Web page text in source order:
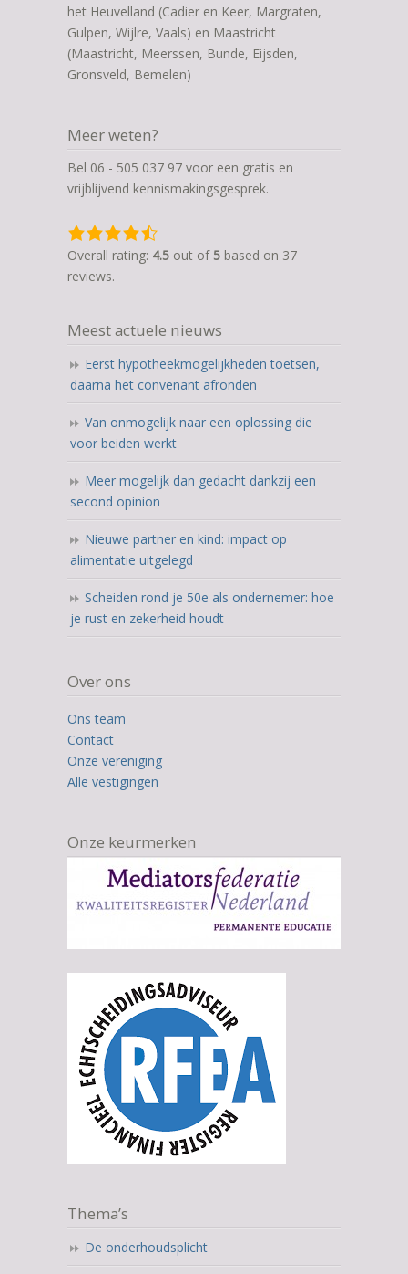
het Heuvelland (Cadier en Keer, Margraten,
Gulpen, Wijlre, Vaals) en Maastricht
(Maastricht, Meerssen, Bunde, Eijsden,
Gronsveld, Bemelen)
Meer weten?
Bel 06 - 505 037 97 voor een gratis en
vrijblijvend kennismakingsgesprek.
4,5
rating
based
ratings
Overall rating: 4.5 out of 5 based on 37
reviews.
Meest actuele nieuws
Eerst hypotheekmogelijkheden toetsen,
daarna het convenant afronden
Van onmogelijk naar een oplossing die
voor beiden werkt
Meer mogelijk dan gedacht dankzij een
second opinion
Nieuwe partner en kind: impact op
alimentatie uitgelegd
Scheiden rond je 50e als ondernemer: hoe
je rust en zekerheid houdt
Over ons
Ons team
Contact
Onze vereniging
Alle vestigingen
Onze keurmerken
Thema’s
De onderhoudsplicht